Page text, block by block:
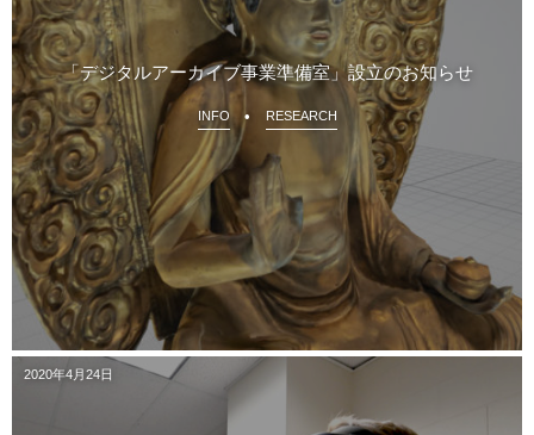
「デジタルアーカイブ事業準備室」設立のお知らせ
INFO RESEARCH
2020年4月24日